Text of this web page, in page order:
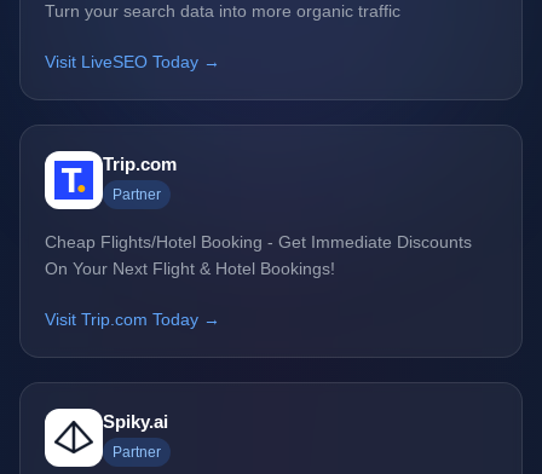
Turn your search data into more organic traffic
Visit LiveSEO Today →
Trip.com
Partner
Cheap Flights/Hotel Booking - Get Immediate Discounts
On Your Next Flight & Hotel Bookings!
Visit Trip.com Today →
Spiky.ai
Partner